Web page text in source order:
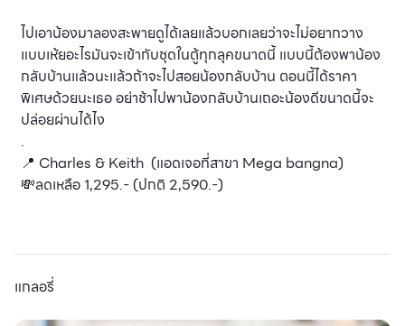
ไปเอาน้องมาลองสะพายดูได้เลยแล้วบอกเลยว่าจะไม่อยากวาง
แบบเห้ยอะไรมันจะเข้ากับชุดในตู้ทุกลุคขนาดนี้ แบบนี้ต้องพาน้อง
กลับบ้านแล้วนะแล้วถ้าจะไปสอยน้องกลับบ้าน ตอนนี้ได้ราคา
พิเศษด้วยนะเธอ อย่าช้าไปพาน้องกลับบ้านเถอะน้องดีขนาดนี้จะ
ปล่อยผ่านได้ไง
.
📍 Charles & Keith (แอดเจอที่สาขา Mega bangna)
💸ลดเหลือ 1,295.- (ปกติ 2,590.-)
แกลอรี่